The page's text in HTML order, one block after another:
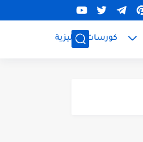
كورسات إنجليزية